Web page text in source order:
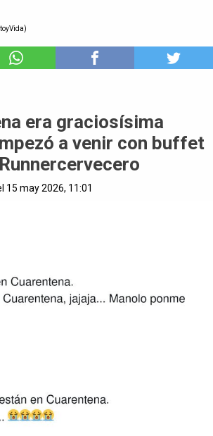
era graciosísima
a venir con buffet
15 may 2026, 11:01